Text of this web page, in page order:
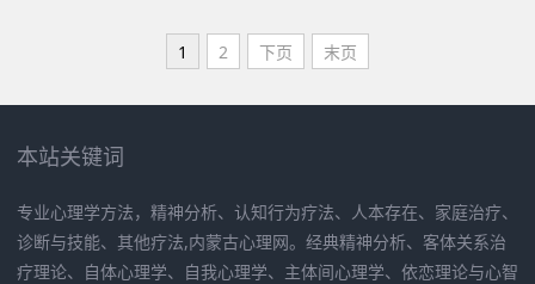
1 2 下页 末页
本站关键词
专业心理学方法，精神分析、认知行为疗法、人本存在、家庭治疗、
诊断与技能、其他疗法,内蒙古心理网。经典精神分析、客体关系治
疗理论、自体心理学、自我心理学、主体间心理学、依恋理论与心智